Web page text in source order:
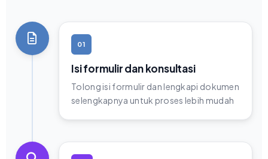
01
Isi formulir dan konsultasi
Tolong isi formulir dan lengkapi dokumen
selengkapnya untuk proses lebih mudah